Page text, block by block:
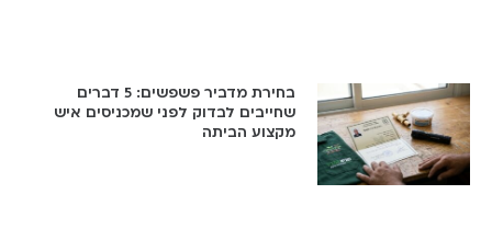
בחירת מדביר פשפשים: 5 דברים
שחייבים לבדוק לפני שמכניסים איש
מקצוע הביתה